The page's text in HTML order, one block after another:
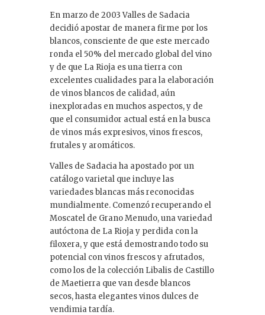
En marzo de 2003 Valles de Sadacia
decidió apostar de manera firme por los
blancos, consciente de que este mercado
ronda el 50% del mercado global del vino
y de que La Rioja es una tierra con
excelentes cualidades para la elaboración
de vinos blancos de calidad, aún
inexploradas en muchos aspectos, y de
que el consumidor actual está en la busca
de vinos más expresivos, vinos frescos,
frutales y aromáticos.
Valles de Sadacia ha apostado por un
catálogo varietal que incluye las
variedades blancas más reconocidas
mundialmente. Comenzó recuperando el
Moscatel de Grano Menudo, una variedad
autóctona de La Rioja y perdida con la
filoxera, y que está demostrando todo su
potencial con vinos frescos y afrutados,
como los de la colección Libalis de Castillo
de Maetierra que van desde blancos
secos, hasta elegantes vinos dulces de
vendimia tardía.